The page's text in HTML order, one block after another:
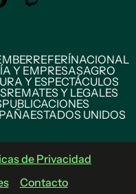
REFERÍNACIONAL
Y EMPRESASAGRO
Y ESPECTÁCULOS
REMATES Y LEGALES
PUBLICACIONES
ESTADOS UNIDOS
de Privacidad
Contacto